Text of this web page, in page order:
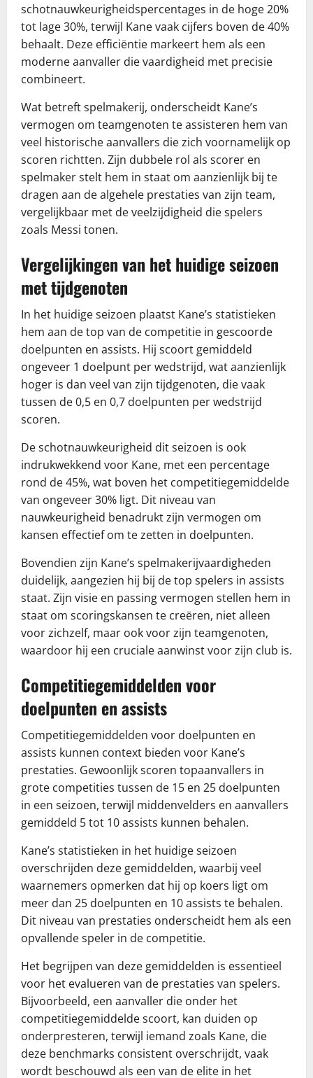
schotnauwkeurigheidspercentages in de hoge 20%
tot lage 30%, terwijl Kane vaak cijfers boven de 40%
behaalt. Deze efficiëntie markeert hem als een
moderne aanvaller die vaardigheid met precisie
combineert.
Wat betreft spelmakerij, onderscheidt Kane’s
vermogen om teamgenoten te assisteren hem van
veel historische aanvallers die zich voornamelijk op
scoren richtten. Zijn dubbele rol als scorer en
spelmaker stelt hem in staat om aanzienlijk bij te
dragen aan de algehele prestaties van zijn team,
vergelijkbaar met de veelzijdigheid die spelers
zoals Messi tonen.
Vergelijkingen van het huidige seizoen
met tijdgenoten
In het huidige seizoen plaatst Kane’s statistieken
hem aan de top van de competitie in gescoorde
doelpunten en assists. Hij scoort gemiddeld
ongeveer 1 doelpunt per wedstrijd, wat aanzienlijk
hoger is dan veel van zijn tijdgenoten, die vaak
tussen de 0,5 en 0,7 doelpunten per wedstrijd
scoren.
De schotnauwkeurigheid dit seizoen is ook
indrukwekkend voor Kane, met een percentage
rond de 45%, wat boven het competitiegemiddelde
van ongeveer 30% ligt. Dit niveau van
nauwkeurigheid benadrukt zijn vermogen om
kansen effectief om te zetten in doelpunten.
Bovendien zijn Kane’s spelmakerijvaardigheden
duidelijk, aangezien hij bij de top spelers in assists
staat. Zijn visie en passing vermogen stellen hem in
staat om scoringskansen te creëren, niet alleen
voor zichzelf, maar ook voor zijn teamgenoten,
waardoor hij een cruciale aanwinst voor zijn club is.
Competitiegemiddelden voor
doelpunten en assists
Competitiegemiddelden voor doelpunten en
assists kunnen context bieden voor Kane’s
prestaties. Gewoonlijk scoren topaanvallers in
grote competities tussen de 15 en 25 doelpunten
in een seizoen, terwijl middenvelders en aanvallers
gemiddeld 5 tot 10 assists kunnen behalen.
Kane’s statistieken in het huidige seizoen
overschrijden deze gemiddelden, waarbij veel
waarnemers opmerken dat hij op koers ligt om
meer dan 25 doelpunten en 10 assists te behalen.
Dit niveau van prestaties onderscheidt hem als een
opvallende speler in de competitie.
Het begrijpen van deze gemiddelden is essentieel
voor het evalueren van de prestaties van spelers.
Bijvoorbeeld, een aanvaller die onder het
competitiegemiddelde scoort, kan duiden op
onderpresteren, terwijl iemand zoals Kane, die
deze benchmarks consistent overschrijdt, vaak
wordt beschouwd als een van de elite in het